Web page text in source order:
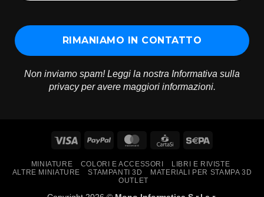
Non inviamo spam! Leggi la nostra Informativa sulla
privacyper avere maggiori informazioni.
Visa PayPal MasterCardCartaSi
MINIATURE COLORI E ACCESSORI
LIBRI E RIVISTE
ALTRE MINIATURE
STAMPANTI 3D
MATERIALI PER STAMPA 3D
OUTLET